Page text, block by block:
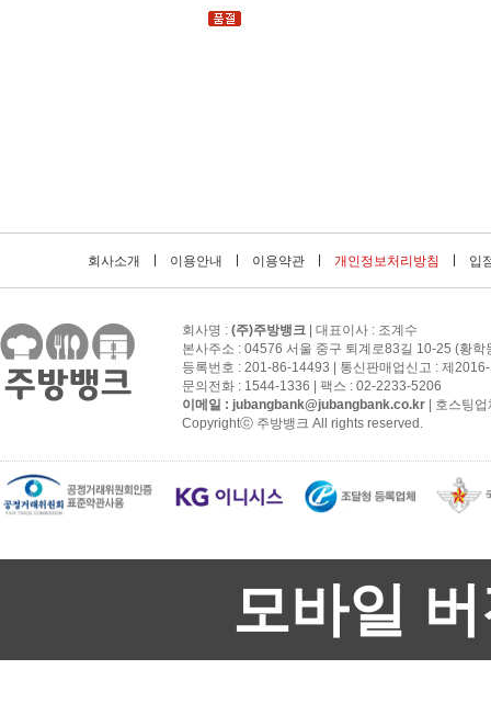
회사소개 이용안내 이용약관 개인정보처리방침 입
회사명 : (주)주방뱅크 | 대표이사 : 조계수
본사주소 : 04576 서울 중구 퇴계로83길 10-25 (황학
등록번호 : 201-86-14493 | 통신판매업신고 : 제
문의전화 : 1544-1336 | 팩스 : 02-2233-5206
이메일 : jubangbank@jubangbank.co.kr | 호스팅
Copyrightⓒ 주방뱅크 All rights reserved.
모바일